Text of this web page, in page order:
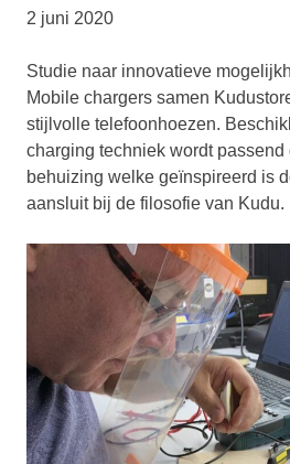
2 juni 2020
Studie naar innovatieve
Mobile chargers samen
stijlvolle telefoonhoezen.
charging techniek wordt
behuizing welke geïnspireerd is
aansluit bij de filosofie van Kudu.